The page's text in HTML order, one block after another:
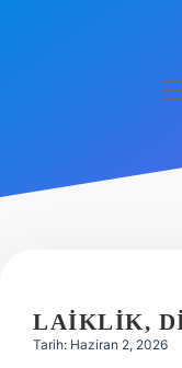
Hakkımızda
LAIKLIK,
Tarih: Haziran 2, 2026